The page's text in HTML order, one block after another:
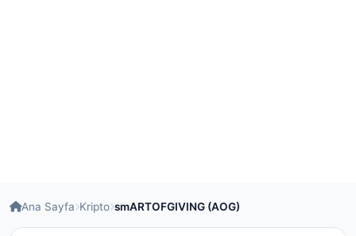
Ana Sayfa Kripto smARTOFGIVING (AOG)